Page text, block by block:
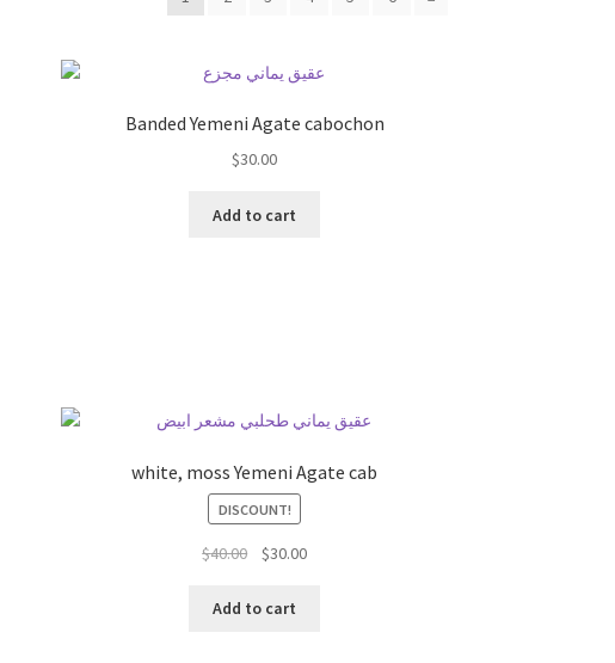
Banded Yemeni Agate cabochon
$30.00
Add to cart
white, moss Yemeni Agate cab
DISCOUNT!
$40.00
السعر
هو:
$30.00السعر
Add to cart